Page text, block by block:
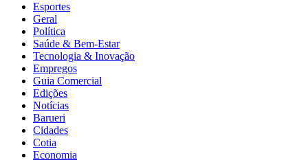
Esportes
Geral
Política
Saúde & Bem-Estar
Tecnologia & Inovação
Empregos
Guia Comercial
Edições
Notícias
Barueri
Cidades
Cotia
Economia